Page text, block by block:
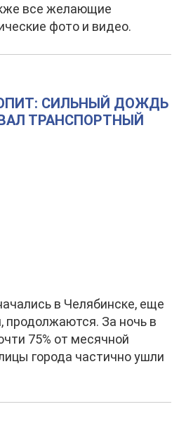
все желающие
фото и видео.
СИЛЬНЫЙ ДОЖДЬ
ТРАНСПОРТНЫЙ
в Челябинске, еще
продолжаются. За ночь в
75% от месячной
города частично ушли